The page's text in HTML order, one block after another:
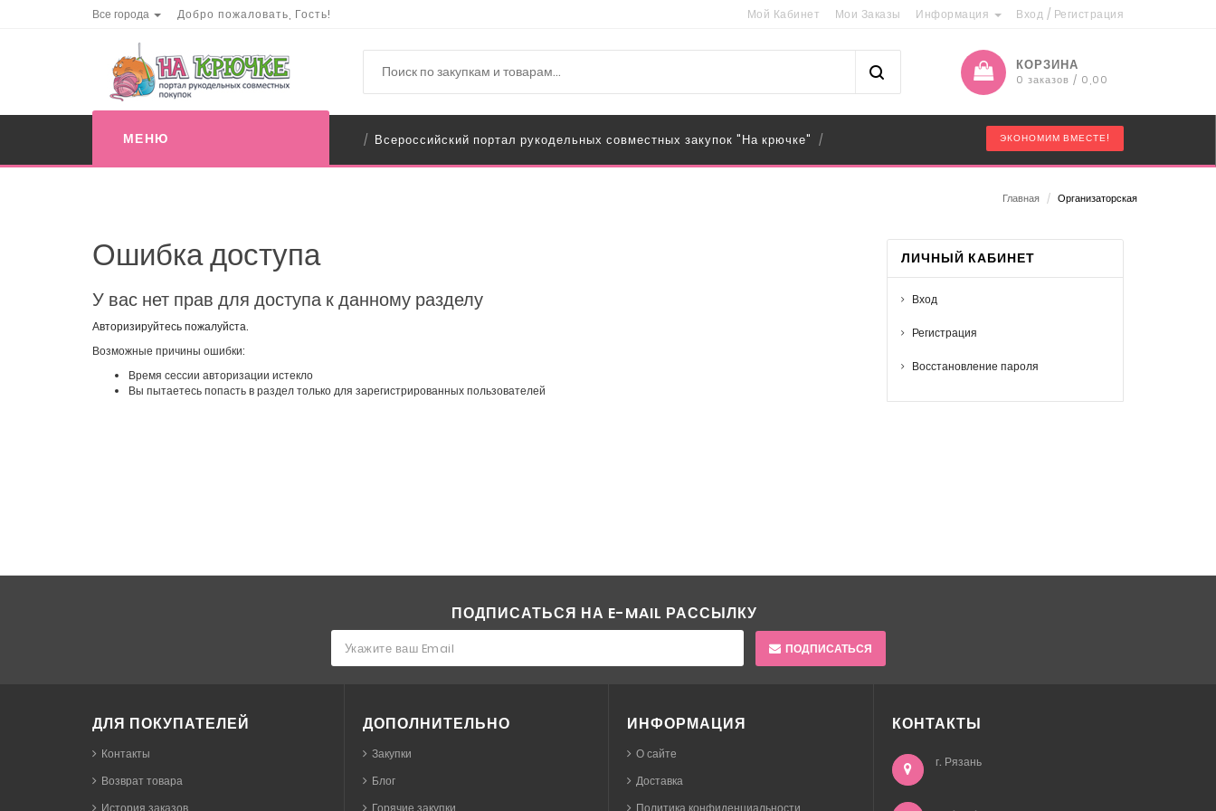
Все города Добро пожаловать, Гость! Мой Кабинет Мои Заказы Информация Вход / Регистрация
КОРЗИНА
0 заказов / 0,00
МЕНЮ / Всероссийский портал рукодельных совместных закупок "На крючке" / ЭКОНОМИМ ВМЕСТЕ!
Главная / Организаторская
Ошибка доступа
У вас нет прав для доступа к данному разделу
Авторизируйтесь пожалуйста.
Возможные причины ошибки:
Время сессии авторизации истекло
Вы пытаетесь попасть в раздел только для зарегистрированных пользователей
ЛИЧНЫЙ КАБИНЕТ
Вход
Регистрация
Восстановление пароля
ПОДПИСАТЬСЯ НА E-MAIL РАССЫЛКУ
ПОДПИСАТЬСЯ
ДЛЯ ПОКУПАТЕЛЕЙ
Контакты
Возврат товара
История заказов
ДОПОЛНИТЕЛЬНО
Закупки
Блог
Горячие закупки
ИНФОРМАЦИЯ
О сайте
Доставка
Политика конфиденциальности
КОНТАКТЫ
г. Рязань